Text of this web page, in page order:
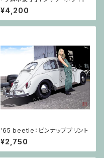
¥4,200
'65 beetle：ピンナッププリント
¥2,750